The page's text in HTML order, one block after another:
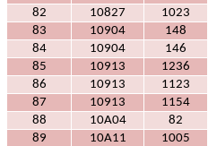
82
10827 1023
83
10904 148
84
10904 146
85
10913 1236
86
10913 1123
87
10913 1154
88
10A04 82
89
10A11 1005